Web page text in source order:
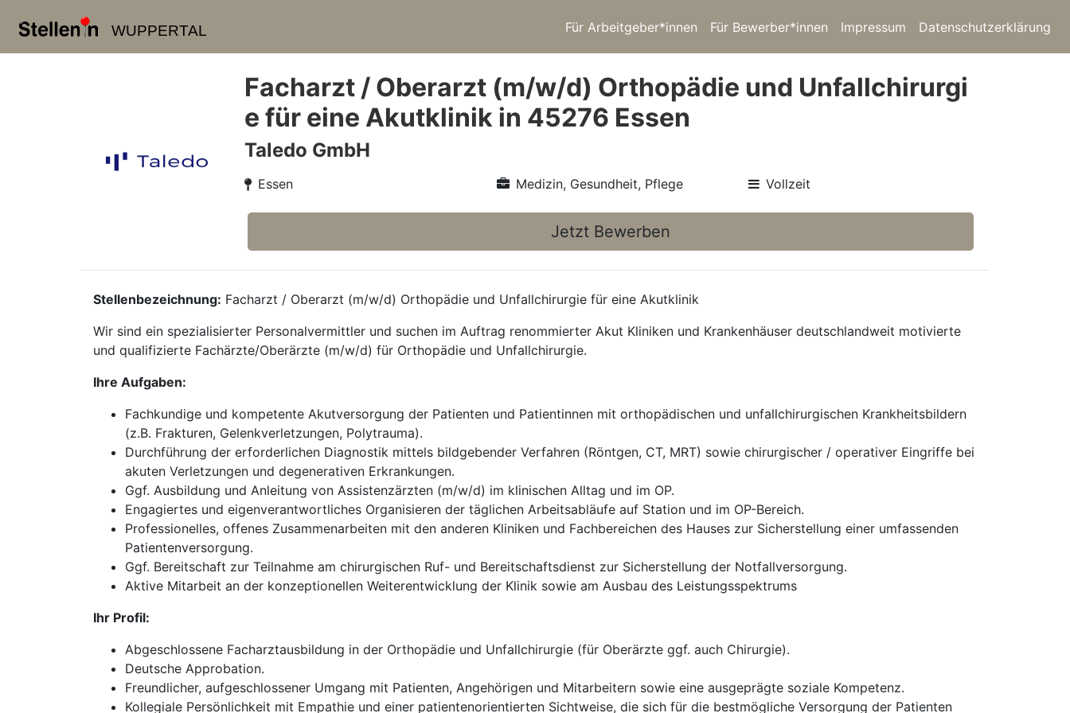
WUPPERTAL Für Arbeitgeber*innen Für Bewerber*innen Impressum Datenschutzerklärung
Facharzt / Oberarzt (m/w/d) Orthopädie und Unfallchirurgi
e für eine Akutklinik in 45276 Essen
Taledo GmbH
Essen Medizin, Gesundheit, Pflege Vollzeit
Jetzt Bewerben
Stellenbezeichnung: Facharzt / Oberarzt (m/w/d) Orthopädie und Unfallchirurgie für eine Akutklinik
Wir sind ein spezialisierter Personalvermittler und suchen im Auftrag renommierter Akut Kliniken und Krankenhäuser deutschlandweit motivierte
und qualifizierte Fachärzte/Oberärzte (m/w/d) für Orthopädie und Unfallchirurgie.
Ihre Aufgaben:
Fachkundige und kompetente Akutversorgung der Patienten und Patientinnen mit orthopädischen und unfallchirurgischen Krankheitsbildern
(z.B. Frakturen, Gelenkverletzungen, Polytrauma).
Durchführung der erforderlichen Diagnostik mittels bildgebender Verfahren (Röntgen, CT, MRT) sowie chirurgischer / operativer Eingriffe bei
akuten Verletzungen und degenerativen Erkrankungen.
Ggf. Ausbildung und Anleitung von Assistenzärzten (m/w/d) im klinischen Alltag und im OP.
Engagiertes und eigenverantwortliches Organisieren der täglichen Arbeitsabläufe auf Station und im OP-Bereich.
Professionelles, offenes Zusammenarbeiten mit den anderen Kliniken und Fachbereichen des Hauses zur Sicherstellung einer umfassenden
Patientenversorgung.
Ggf. Bereitschaft zur Teilnahme am chirurgischen Ruf- und Bereitschaftsdienst zur Sicherstellung der Notfallversorgung.
Aktive Mitarbeit an der konzeptionellen Weiterentwicklung der Klinik sowie am Ausbau des Leistungsspektrums
Ihr Profil:
Abgeschlossene Facharztausbildung in der Orthopädie und Unfallchirurgie (für Oberärzte ggf. auch Chirurgie).
Deutsche Approbation.
Freundlicher, aufgeschlossener Umgang mit Patienten, Angehörigen und Mitarbeitern sowie eine ausgeprägte soziale Kompetenz.
Kollegiale Persönlichkeit mit Empathie und einer patientenorientierten Sichtweise, die sich für die bestmögliche Versorgung der Patienten